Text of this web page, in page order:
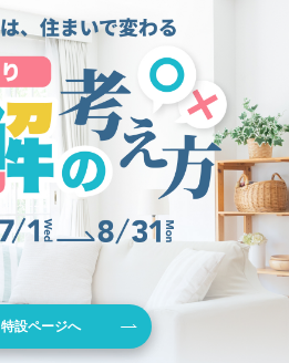
特設ページへ